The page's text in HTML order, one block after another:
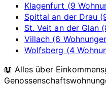
Klagenfurt (9
Spittal an der Drau
St. Veit an der Glan
Villach (6
Wolfsberg (4
📖 Alles über